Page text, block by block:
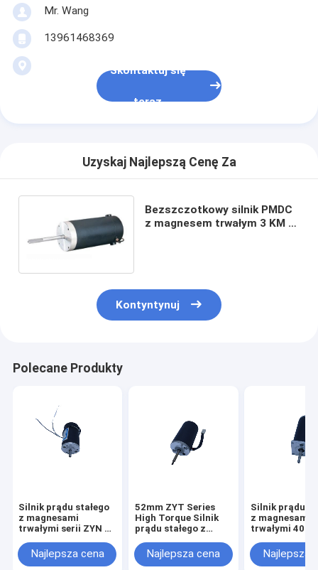
Mr. Wang
13961468369
Skontaktuj się
teraz
Uzyskaj Najlepszą Cenę Za
Bezszczotkowy silnik PMDC
z magnesem trwałym 3 KM 4
Kontyntynuj
Polecane Produkty
Silnik prądu stałego
z magnesami
trwałymi serii ZYN o
obrotowym 40 mm
24 V 1000-3000
Najlepsza cena
52mm ZYT Series
High Torque Silnik
prądu stałego z
24V 48V 2600RPM
4300RPM
Najlepsza cena
Silnik prądu
z magnesami
trwałymi 40
momencie
obrotowym 12
Najlepsza